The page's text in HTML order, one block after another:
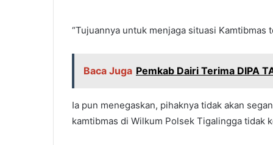
“Tujuannya untuk menjaga situasi
Baca Juga Pemkab Dairi Terima DIPA
Ia pun menegaskan, pihaknya tidak akan
kamtibmas di Wilkum Polsek Tigalingga tidak